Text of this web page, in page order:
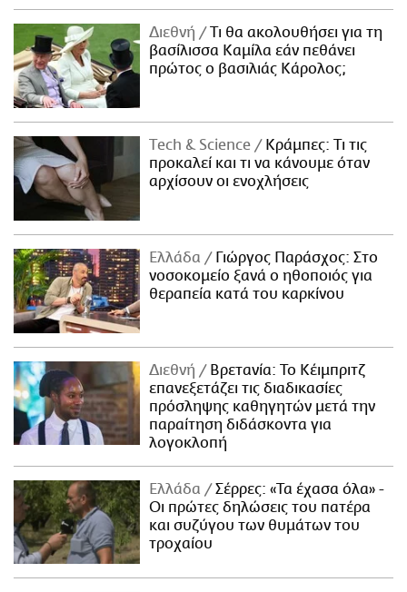
Διεθνή
Τι θα ακολουθήσει για τη
βασίλισσα Καμίλα εάν πεθάνει
πρώτος ο βασιλιάς Κάρολος;
Τech & Science
Κράμπες: Τι τις
προκαλεί και τι να κάνουμε όταν
αρχίσουν οι ενοχλήσεις
Ελλάδα
Γιώργος Παράσχος: Στο
νοσοκομείο ξανά ο ηθοποιός για
θεραπεία κατά του καρκίνου
Διεθνή
Βρετανία: Το Κέιμπριτζ
επανεξετάζει τις διαδικασίες
πρόσληψης καθηγητών μετά την
παραίτηση διδάσκοντα για
λογοκλοπή
Ελλάδα
Σέρρες: «Τα έχασα όλα» -
Οι πρώτες δηλώσεις του πατέρα
και συζύγου των θυμάτων του
τροχαίου